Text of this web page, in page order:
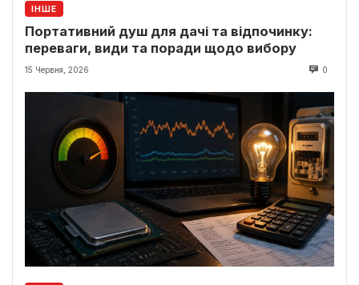
ІНШЕ
Портативний душ для дачі та відпочинку:
переваги, види та поради щодо вибору
15 Червня, 2026 0